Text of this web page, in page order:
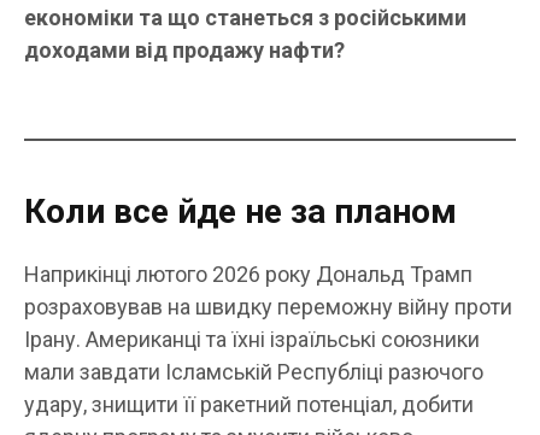
економіки та що станеться з російськими
доходами від продажу нафти?
Коли все йде не за планом
Наприкінці лютого 2026 року Дональд Трамп
розраховував на швидку переможну війну проти
Ірану. Американці та їхні ізраїльські союзники
мали завдати Ісламській Республіці разючого
удару, знищити її ракетний потенціал, добити